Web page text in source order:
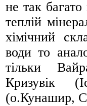
не так
теплій
хімічний
води то
тільки
Кризувік
(о.Кунашир,